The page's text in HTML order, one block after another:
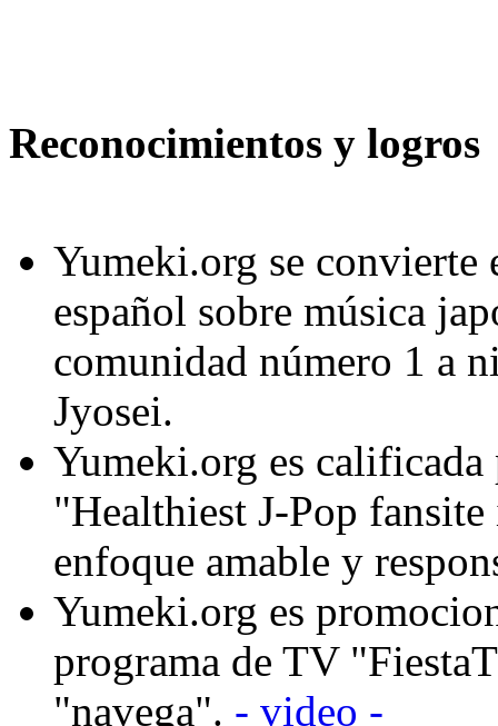
Reconocimientos y logros
Yumeki.org se convierte
español sobre música
comunidad número 1 a
Jyosei.
Yumeki.org es
"Healthiest J-Pop
enfoque amable y
Yumeki.org es
programa de TV
"navega". - video -